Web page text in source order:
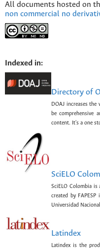
All documents hosted on
non commercial no
Indexed in:
Directory of
DOAJ increases
be
content. It's a one
SciELO
SciELO Colombia
created by
Universidad
Latindex
Latindex is the